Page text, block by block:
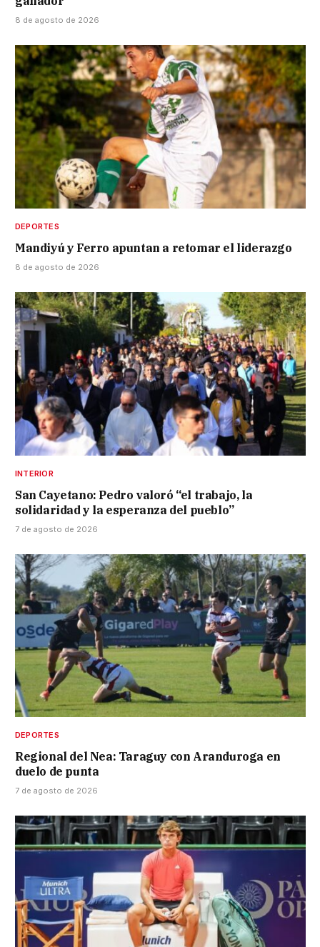
8 de agosto de 2026
DEPORTES
Mandiyú y Ferro apuntan a retomar el liderazgo
8 de agosto de 2026
INTERIOR
San Cayetano: Pedro valoró “el trabajo, la
solidaridad y la esperanza del pueblo”
7 de agosto de 2026
DEPORTES
Regional del Nea: Taraguy con Aranduroga en
duelo de punta
7 de agosto de 2026